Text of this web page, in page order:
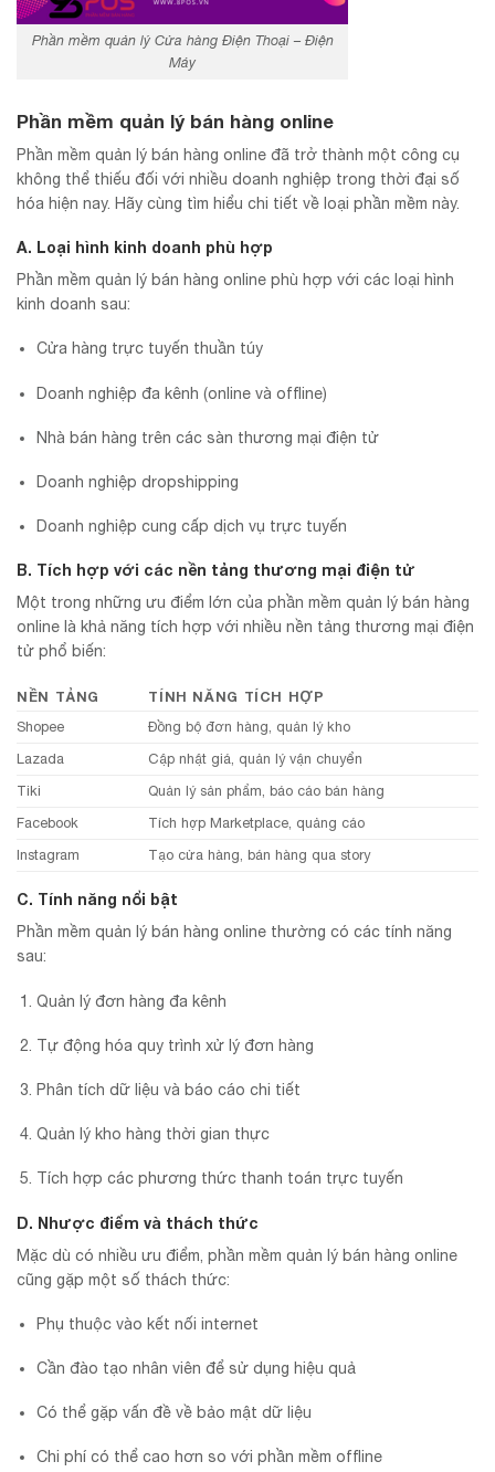
Phần mềm quản lý Cửa hàng Điện Thoại – Điện
Máy
Phần mềm quản lý bán hàng online
Phần mềm quản lý bán hàng online đã trở thành một công cụ
không thể thiếu đối với nhiều doanh nghiệp trong thời đại số
hóa hiện nay. Hãy cùng tìm hiểu chi tiết về loại phần mềm này.
A. Loại hình kinh doanh phù hợp
Phần mềm quản lý bán hàng online phù hợp với các loại hình
kinh doanh sau:
Cửa hàng trực tuyến thuần túy
Doanh nghiệp đa kênh (online và offline)
Nhà bán hàng trên các sàn thương mại điện tử
Doanh nghiệp dropshipping
Doanh nghiệp cung cấp dịch vụ trực tuyến
B. Tích hợp với các nền tảng thương mại điện tử
Một trong những ưu điểm lớn của phần mềm quản lý bán hàng
online là khả năng tích hợp với nhiều nền tảng thương mại điện
tử phổ biến:
NỀN TẢNG
TÍNH NĂNG TÍCH HỢP
Shopee
Đồng bộ đơn hàng, quản lý kho
Lazada
Cập nhật giá, quản lý vận chuyển
Tiki
Quản lý sản phẩm, báo cáo bán hàng
Facebook
Tích hợp Marketplace, quảng cáo
Instagram
Tạo cửa hàng, bán hàng qua story
C. Tính năng nổi bật
Phần mềm quản lý bán hàng online thường có các tính năng
sau:
Quản lý đơn hàng đa kênh
Tự động hóa quy trình xử lý đơn hàng
Phân tích dữ liệu và báo cáo chi tiết
Quản lý kho hàng thời gian thực
Tích hợp các phương thức thanh toán trực tuyến
D. Nhược điểm và thách thức
Mặc dù có nhiều ưu điểm, phần mềm quản lý bán hàng online
cũng gặp một số thách thức:
Phụ thuộc vào kết nối internet
Cần đào tạo nhân viên để sử dụng hiệu quả
Có thể gặp vấn đề về bảo mật dữ liệu
Chi phí có thể cao hơn so với phần mềm offline